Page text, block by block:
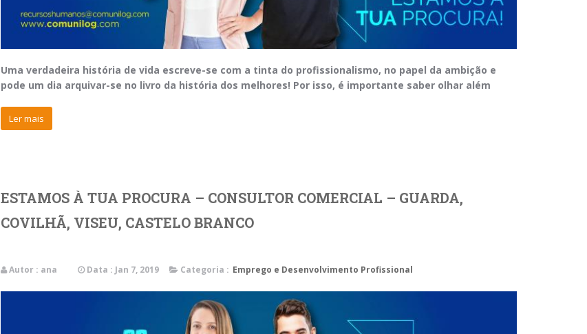
Uma verdadeira história de vida escreve-se com a tinta do profissionalismo, no papel da ambição e
pode um dia arquivar-se no livro da história dos melhores! Por isso, é importante saber olhar além
Ler mais
ESTAMOS À TUA PROCURA – CONSULTOR COMERCIAL – GUARDA,
COVILHÃ, VISEU, CASTELO BRANCO
Autor : ana Data : Jan 7, 2019 Categoria : Emprego e Desenvolvimento Profissional